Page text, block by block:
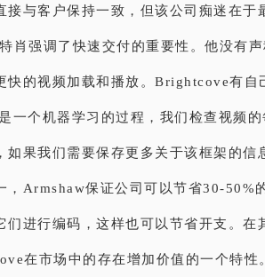
接与客户保持一致，但该公司痴迷在
肖强调了快速交付的重要性。他没有
快的视频加载和播放。Brightcove有自
一个机器学习的过程，我们检查视频
如果我们需要保存更多关于该框架的
，Armshaw保证公司可以节省30-50%
们进行编码，这样也可以节省开支。
在市场中的存在增加价值的一个特性